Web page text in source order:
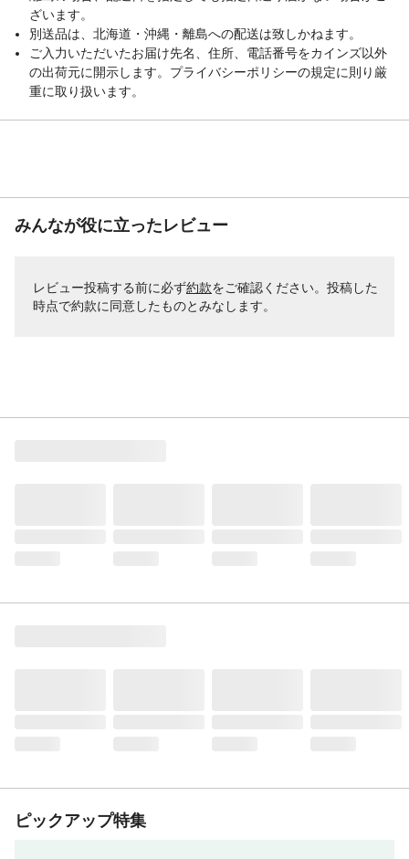
ざいます。
別送品は、北海道・沖縄・離島への配送は致しかねます。
ご入力いただいたお届け先名、住所、電話番号をカインズ以外
の出荷元に開示します。プライバシーポリシーの規定に則り厳
重に取り扱います。
みんなが役に立ったレビュー
レビュー投稿する前に必ず約款をご確認ください。投稿した
時点で約款に同意したものとみなします。
ピックアップ特集